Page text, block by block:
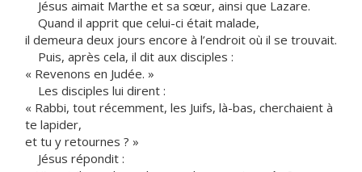
Jésus aimait Marthe et sa sœur, ainsi que Lazare.
Quand il apprit que celui-ci était malade,
il demeura deux jours encore à l’endroit où il se trouvait.
Puis, après cela, il dit aux disciples :
« Revenons en Judée. »
Les disciples lui dirent :
« Rabbi, tout récemment, les Juifs, là-bas, cherchaient à
te lapider,
et tu y retournes ? »
Jésus répondit :